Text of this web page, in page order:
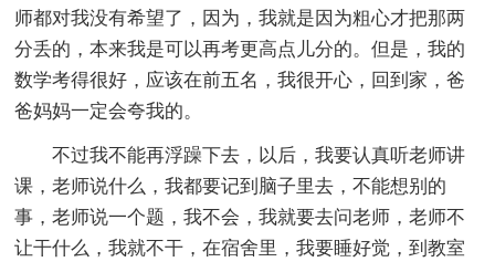
师都对我没有希望了，因为，我就是因为粗心才把那两
分丢的，本来我是可以再考更高点儿分的。但是，我的
数学考得很好，应该在前五名，我很开心，回到家，爸
爸妈妈一定会夸我的。
不过我不能再浮躁下去，以后，我要认真听老师讲
课，老师说什么，我都要记到脑子里去，不能想别的
事，老师说一个题，我不会，我就要去问老师，老师不
让干什么，我就不干，在宿舍里，我要睡好觉，到教室